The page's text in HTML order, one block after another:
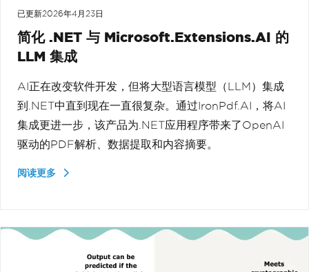
已更新2026年4月23日
简化 .NET 与 Microsoft.Extensions.AI 的
LLM 集成
AI正在改变软件开发，但将大型语言模型（LLM）集成
到.NET中直到现在一直很复杂。通过IronPdf.AI，将AI
集成更进一步，该产品为.NET应用程序带来了OpenAI
驱动的PDF解析、数据提取和内容摘要。
阅读更多